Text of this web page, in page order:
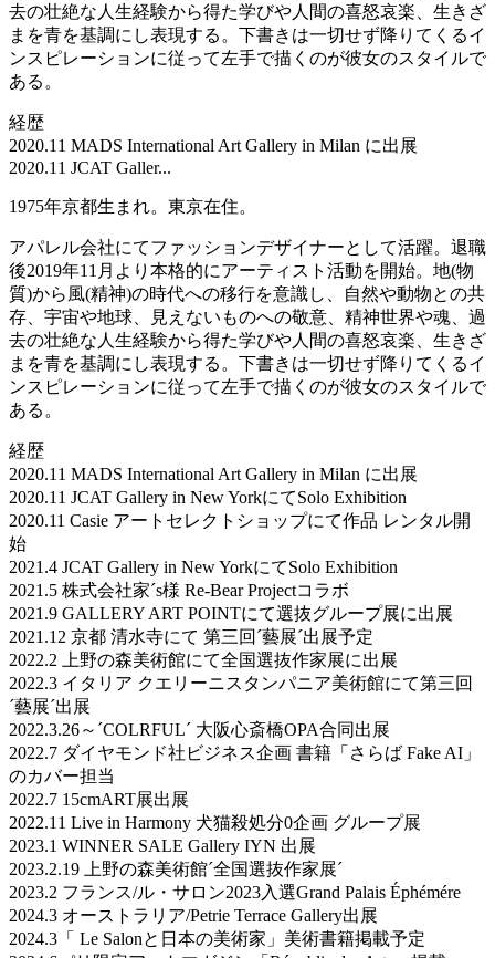
去の壮絶な人生経験から得た学びや人間の喜怒哀楽、生きざ
まを青を基調にし表現する。下書きは一切せず降りてくるイ
ンスピレーションに従って左手で描くのが彼女のスタイルで
ある。
経歴
2020.11 MADS International Art Gallery in Milan に出展
2020.11 JCAT Galler...
1975年京都生まれ。東京在住。
アパレル会社にてファッションデザイナーとして活躍。退職
後2019年11月より本格的にアーティスト活動を開始。地(物
質)から風(精神)の時代への移行を意識し、自然や動物との共
存、宇宙や地球、見えないものへの敬意、精神世界や魂、過
去の壮絶な人生経験から得た学びや人間の喜怒哀楽、生きざ
まを青を基調にし表現する。下書きは一切せず降りてくるイ
ンスピレーションに従って左手で描くのが彼女のスタイルで
ある。
経歴
2020.11 MADS International Art Gallery in Milan に出展
2020.11 JCAT Gallery in New YorkにてSolo Exhibition
2020.11 Casie アートセレクトショップにて作品 レンタル開
始
2021.4 JCAT Gallery in New YorkにてSolo Exhibition
2021.5 株式会社家´s様 Re-Bear Projectコラボ
2021.9 GALLERY ART POINTにて選抜グループ展に出展
2021.12 京都 清水寺にて 第三回´藝展´出展予定
2022.2 上野の森美術館にて全国選抜作家展に出展
2022.3 イタリア クエリーニスタンパニア美術館にて第三回
´藝展´出展
2022.3.26～´COLRFUL´ 大阪心斎橋OPA合同出展
2022.7 ダイヤモンド社ビジネス企画 書籍「さらば Fake AI」
のカバー担当
2022.7 15cmART展出展
2022.11 Live in Harmony 犬猫殺処分0企画 グループ展
2023.1 WINNER SALE Gallery IYN 出展
2023.2.19 上野の森美術館´全国選抜作家展´
2023.2 フランス/ル・サロン2023入選Grand Palais Éphémére
2024.3 オーストラリア/Petrie Terrace Gallery出展
2024.3「 Le Salonと日本の美術家」美術書籍掲載予定